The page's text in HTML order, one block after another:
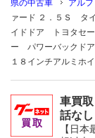
県の中古車
アル
ァード ２．５Ｓ タ
イドドア トヨタセ
ー パワーバックド
１８インチアルミホ
車買
話なし
【日